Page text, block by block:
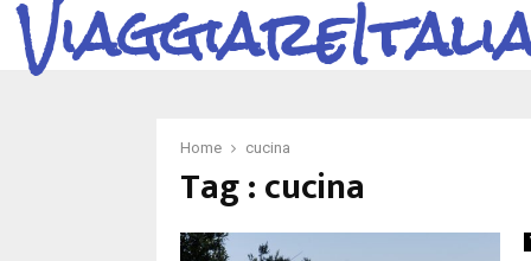
Home cucina
Tag : cucina